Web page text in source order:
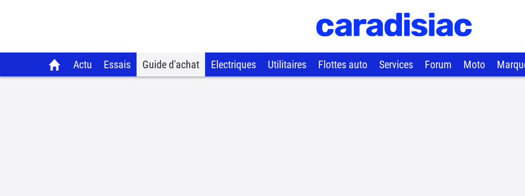
Actu Essais Guide d'achat Electriques Utilitaires Flottes auto Services Forum Moto